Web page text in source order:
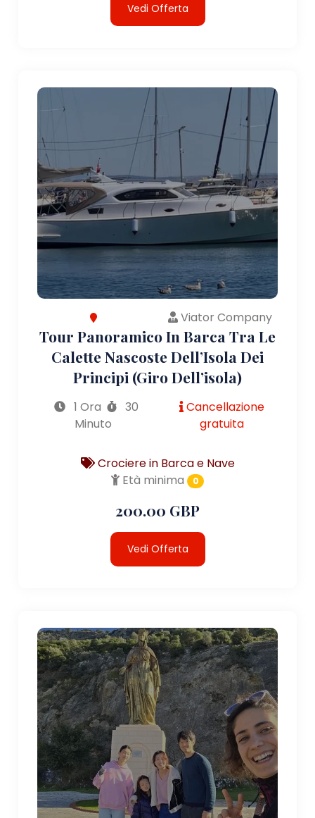
Vedi Offerta
Viator Company
Tour Panoramico In Barca Tra Le
Calette Nascoste Dell’Isola Dei
Principi (giro Dell’isola)
1 Ora
30
Minuto
Cancellazione
gratuita
Crociere in Barca e Nave
Età minima
0
200.00 GBP
Vedi Offerta